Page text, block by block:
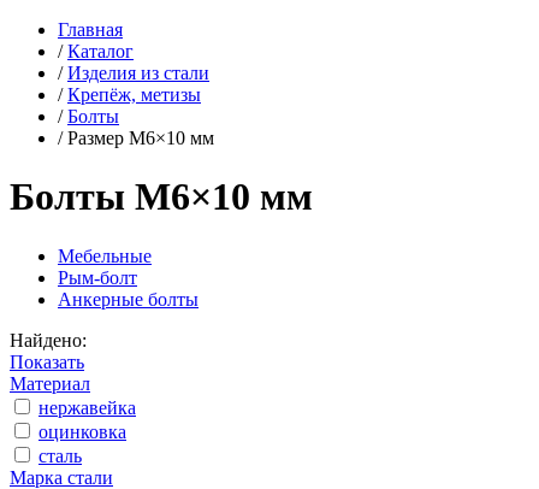
Главная
/ Каталог
/ Изделия из стали
/ Крепёж, метизы
/ Болты
/ Размер М6×10 мм
Болты М6×10 мм
Мебельные
Рым-болт
Анкерные болты
Найдено:
Показать
Материал
нержавейка
оцинковка
сталь
Марка стали